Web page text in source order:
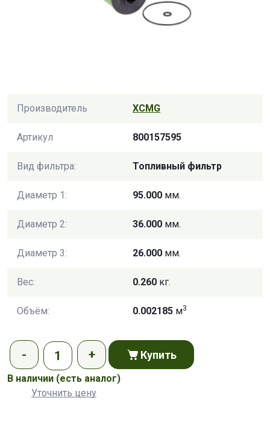
Производитель XCMG
Артикул 800157595
Вид фильтра: Топливный фильтр
Диаметр 1: 95.000 мм.
Диаметр 2: 36.000 мм.
Диаметр 3: 26.000 мм.
Вес: 0.260 кг.
Объём: 0.002185 м3
Купить
В наличии (есть аналог)
Уточнить цену